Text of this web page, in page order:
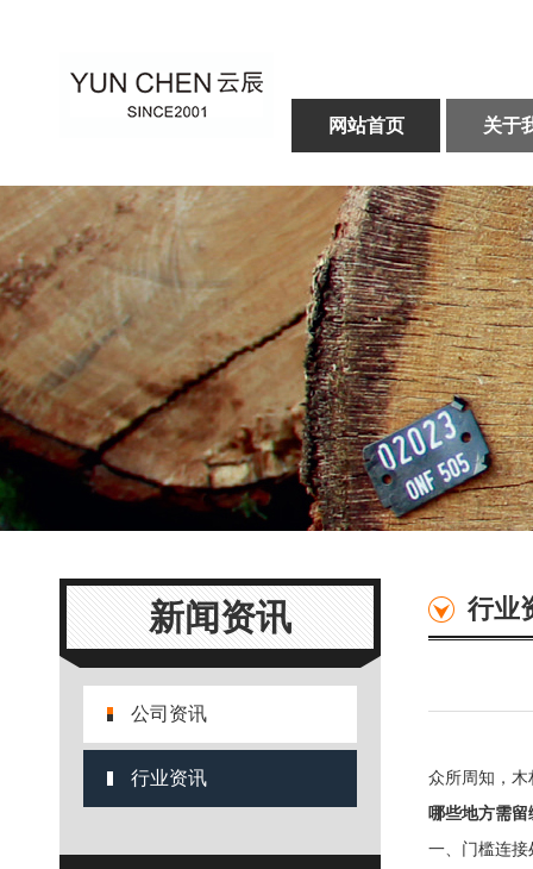
网站首页 关于
新闻资讯
公司资讯
行业资讯
26
行业
众所周知，
哪些地方需
一、门槛连接